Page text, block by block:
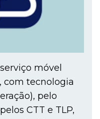
móvel
com tecnologia
pelo
CTT e TLP,